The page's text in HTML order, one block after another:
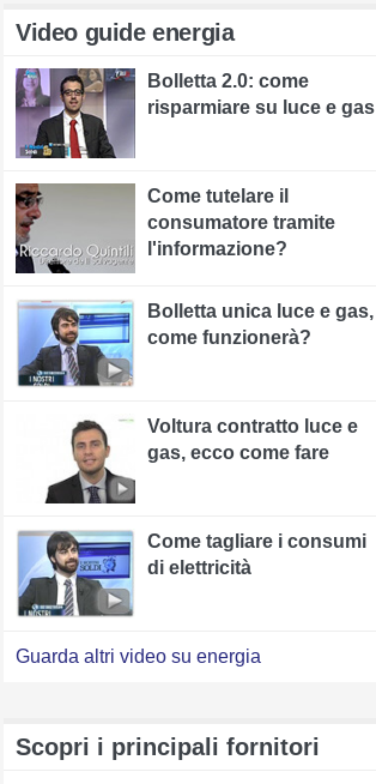
Video guide energia
Bolletta 2.0: come
risparmiare su luce e gas
Come tutelare il
consumatore tramite
l'informazione?
Bolletta unica luce e gas,
come funzionerà?
Voltura contratto luce e
gas, ecco come fare
Come tagliare i consumi
di elettricità
Guarda altri video su energia
Scopri i principali fornitori